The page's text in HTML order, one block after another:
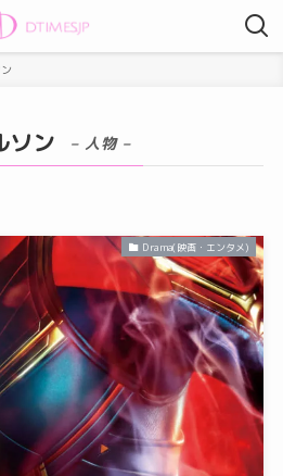
ソン – 人物 –
Drama(映画・エンタメ)